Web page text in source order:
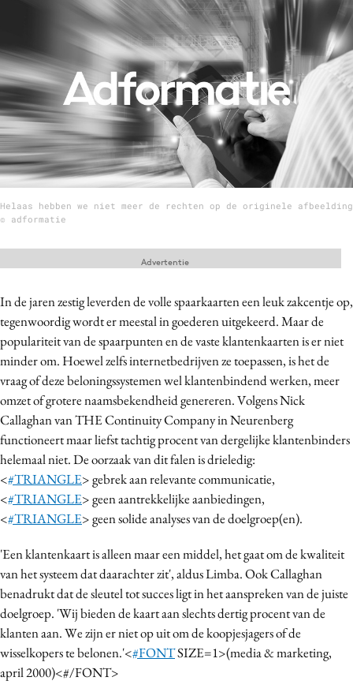
Menu
Home
9 sept: GenAI-training
12 nov: MarketingLive!
Adverteren
Opleidingen
Academy
Topics
Artificial Intelligence
Bureaus
Campagnes
Carriere
Contentmarketing
Craft
Customer Experience
Data & Insights
Digital transformation
Diversiteit
Effectiviteit
Gedragsverandering
Influencer marketing
Interne communicatie
Helaas hebben we niet meer de rechten op de originele afbeelding
© adformatie
In de jaren zestig leverden de volle spaarkaarten een leuk zakcentje op,
tegenwoordig wordt er meestal in goederen uitgekeerd. Maar de
populariteit van de spaarpunten en de vaste klantenkaarten is er niet
minder om. Hoewel zelfs internetbedrijven ze toepassen, is het de
vraag of deze beloningssystemen wel klantenbindend werken, meer
omzet of grotere naamsbekendheid genereren. Volgens Nick
Callaghan van THE Continuity Company in Neurenberg
functioneert maar liefst tachtig procent van dergelijke klantenbinders
helemaal niet. De oorzaak van dit falen is drieledig:
<#TRIANGLE> gebrek aan relevante communicatie,
<#TRIANGLE> geen aantrekkelijke aanbiedingen,
<#TRIANGLE> geen solide analyses van de doelgroep(en).
'Een klantenkaart is alleen maar een middel, het gaat om de kwaliteit
van het systeem dat daarachter zit', aldus Limba. Ook Callaghan
benadrukt dat de sleutel tot succes ligt in het aanspreken van de juiste
doelgroep. 'Wij bieden de kaart aan slechts dertig procent van de
klanten aan. We zijn er niet op uit om de koopjesjagers of de
wisselkopers te belonen.'<#FONTSIZE=1>(media & marketing,
april 2000)<#/FONT>
Advertentie